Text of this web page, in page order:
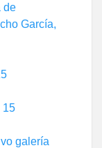
de
García,
15
galería